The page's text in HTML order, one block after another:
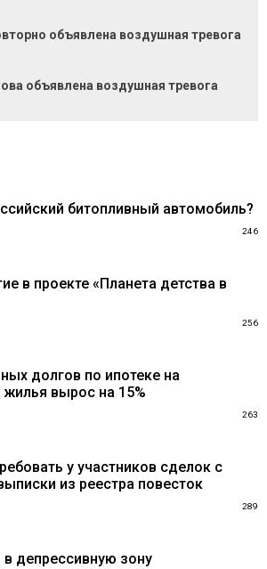
объявлена воздушная тревога
объявлена воздушная тревога
битопливный автомобиль?
246
в проекте «Планета детства в
256
долгов по ипотеке на
вырос на 15%
263
у участников сделок с
из реестра повесток
289
депрессивную зону